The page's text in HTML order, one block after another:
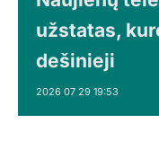
užstatas,
dešinieji
2026 07 29 19:53